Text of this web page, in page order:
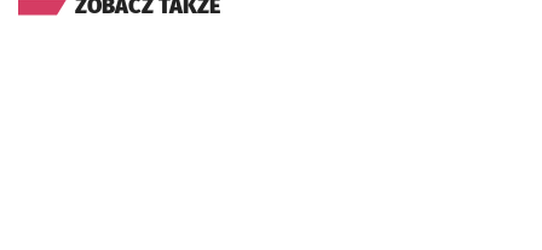
ZOBACZ TAKŻE